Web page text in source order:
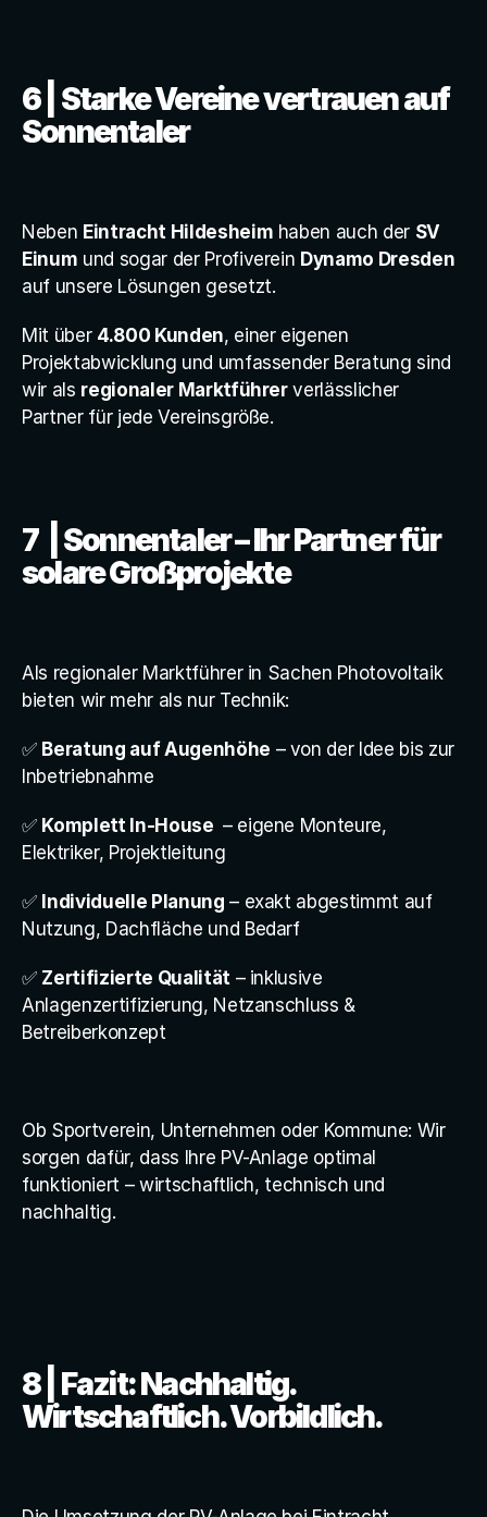
6 | Starke Vereine vertrauen auf
Sonnentaler
Neben Eintracht Hildesheim haben auch der SV
Einum und sogar der Profiverein Dynamo Dresden
auf unsere Lösungen gesetzt.
Mit über 4.800 Kunden, einer eigenen
Projektabwicklung und umfassender Beratung sind
wir als regionaler Marktführer verlässlicher
Partner für jede Vereinsgröße.
7  | Sonnentaler – Ihr Partner für
solare Großprojekte
Als regionaler Marktführer in Sachen Photovoltaik
bieten wir mehr als nur Technik:
✅ Beratung auf Augenhöhe – von der Idee bis zur
Inbetriebnahme
✅ Komplett In-House – eigene Monteure,
Elektriker, Projektleitung
✅ Individuelle Planung – exakt abgestimmt auf
Nutzung, Dachfläche und Bedarf
✅ Zertifizierte Qualität – inklusive
Anlagenzertifizierung, Netzanschluss &
Betreiberkonzept
Ob Sportverein, Unternehmen oder Kommune: Wir
sorgen dafür, dass Ihre PV-Anlage optimal
funktioniert – wirtschaftlich, technisch und
nachhaltig.
8 | Fazit: Nachhaltig.
Wirtschaftlich. Vorbildlich.